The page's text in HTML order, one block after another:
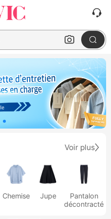
Voir plus
Chemise Jupe
Pantalon
décontracté